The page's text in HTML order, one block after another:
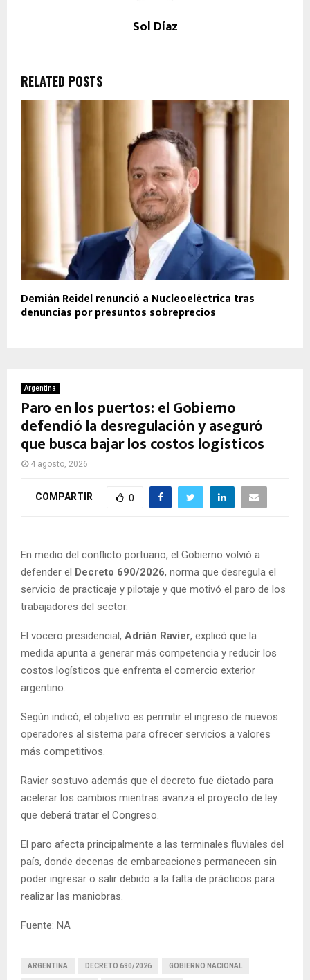
Sol Díaz
RELATED POSTS
Demián Reidel renunció a Nucleoeléctrica tras
denuncias por presuntos sobreprecios
Argentina
Paro en los puertos: el Gobierno
defendió la desregulación y aseguró
que busca bajar los costos logísticos
4 agosto, 2026
COMPARTIR 0
En medio del conflicto portuario, el Gobierno volvió a
defender el Decreto 690/2026, norma que desregula el
servicio de practicaje y pilotaje y que motivó el paro de los
trabajadores del sector.
El vocero presidencial, Adrián Ravier, explicó que la
medida apunta a generar más competencia y reducir los
costos logísticos que enfrenta el comercio exterior
argentino.
Según indicó, el objetivo es permitir el ingreso de nuevos
operadores al sistema para ofrecer servicios a valores
más competitivos.
Ravier sostuvo además que el decreto fue dictado para
acelerar los cambios mientras avanza el proyecto de ley
que deberá tratar el Congreso.
El paro afecta principalmente a las terminales fluviales del
país, donde decenas de embarcaciones permanecen sin
poder ingresar o salir debido a la falta de prácticos para
realizar las maniobras.
Fuente: NA
ARGENTINA DECRETO 690/2026 GOBIERNO NACIONAL